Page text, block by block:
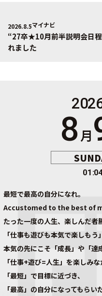
2026.8.5マイナビ
“27卒★10月前半説明会日
れました
8月
最短で最高の自分になれ。
Accustomed to the best of
たった一度の人生、楽しんだ者
「仕事も遊びも本気で楽しもう
本気の先にこそ「成長」や「達
「仕事+遊び=人生」を楽しみな
「最短」で目標に近づき、
「最高」の自分になってもらい